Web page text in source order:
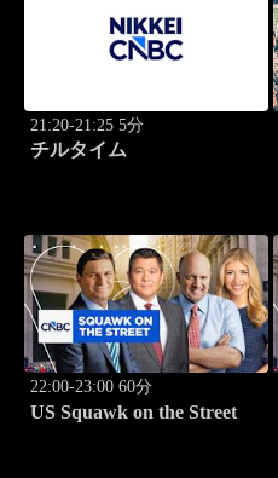
21:20-21:25 5分
チルタイム
22:00-23:00 60分
US Squawk on the Street